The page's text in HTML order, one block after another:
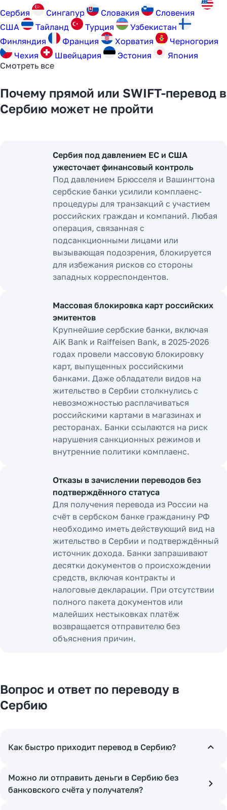
Сербия Сингапур Словакия
Словения
США
Тайланд Турция
Узбекистан
Финляндия
Франция Хорватия
Черногория
Чехия
Швейцария Эстония
Япония
Смотреть все
Почему прямой или SWIFT-перевод в
Сербию может не пройти
Сербия под давлением ЕС и США
ужесточает финансовый контроль
Под давлением Брюсселя и Вашингтона
сербские банки усилили комплаенс-
процедуры для транзакций с участием
российских граждан и компаний. Любая
операция, связанная с
подсанкционными лицами или
вызывающая подозрения, блокируется
для избежания рисков со стороны
западных корреспондентов.
Массовая блокировка карт российских
эмитентов
Крупнейшие сербские банки, включая
AiK Bank и Raiffeisen Bank, в 2025-2026
годах провели массовую блокировку
карт, выпущенных российскими
банками. Даже обладатели видов на
жительство в Сербии столкнулись с
невозможностью расплачиваться
российскими картами в магазинах и
ресторанах. Банки ссылаются на риск
нарушения санкционных режимов и
внутренние политики комплаенс.
Отказы в зачислении переводов без
подтверждённого статуса
Для получения перевода из России на
счёт в сербском банке гражданину РФ
необходимо иметь действующий вид на
жительство в Сербии и подтверждённый
источник дохода. Банки запрашивают
десятки документов о происхождении
средств, включая контракты и
налоговые декларации. При отсутствии
полного пакета документов или
малейших нестыковках платёж
возвращается отправителю без
объяснения причин.
Вопрос и ответ по переводу в
Сербию
Как быстро приходит перевод в Сербию?
Можно ли отправить деньги в Сербию без
банковского счёта у получателя?